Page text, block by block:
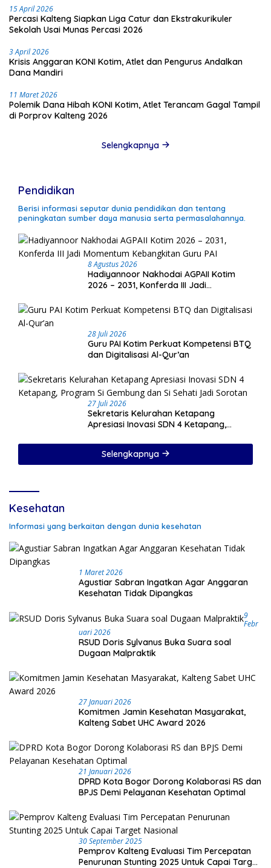
15 April 2026
Percasi Kalteng Siapkan Liga Catur dan Ekstrakurikuler
Sekolah Usai Munas Percasi 2026
3 April 2026
Krisis Anggaran KONI Kotim, Atlet dan Pengurus Andalkan
Dana Mandiri
11 Maret 2026
Polemik Dana Hibah KONI Kotim, Atlet Terancam Gagal Tampil
di Porprov Kalteng 2026
Selengkapnya
Pendidikan
Berisi informasi seputar dunia pendidikan dan tentang
peningkatan sumber daya manusia serta permasalahannya.
8 Agustus 2026
Hadiyannoor Nakhodai AGPAII Kotim
2026 – 2031, Konferda III Jadi
28 Juli 2026
Guru PAI Kotim Perkuat Kompetensi BTQ
dan Digitalisasi Al-Qur’an
27 Juli 2026
Sekretaris Kelurahan Ketapang
Apresiasi Inovasi SDN 4 Ketapang,
Sorotan
Selengkapnya
Kesehatan
Informasi yang berkaitan dengan dunia kesehatan
1 Maret 2026
Agustiar Sabran Ingatkan Agar Anggaran
Kesehatan Tidak Dipangkas
9
Febr
Uari 2026
RSUD Doris Sylvanus Buka Suara soal
Dugaan Malpraktik
27 Januari 2026
Komitmen Jamin Kesehatan Masyarakat,
Kalteng Sabet UHC Award 2026
21 Januari 2026
DPRD Kota Bogor Dorong Kolaborasi RS dan
BPJS Demi Pelayanan Kesehatan Optimal
30 September 2025
Pemprov Kalteng Evaluasi Tim Percepatan
Penurunan Stunting 2025 Untuk Capai Target